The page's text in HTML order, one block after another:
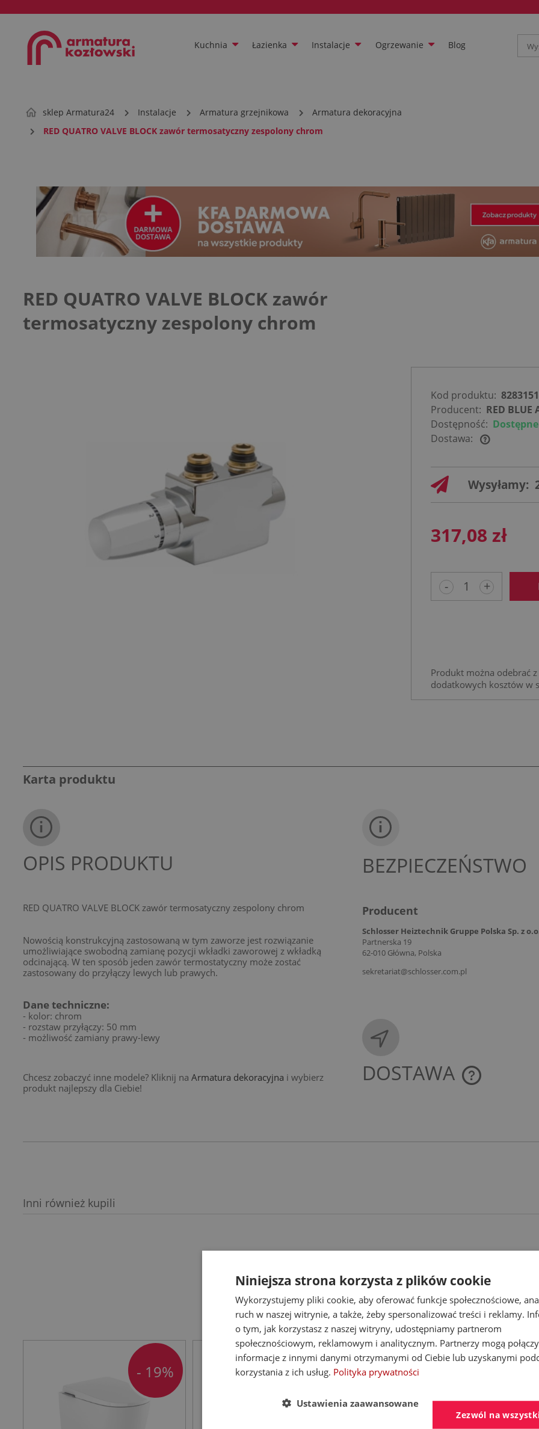
Kuchnia Łazienka Instalacje Ogrzewanie Blog
sklep Armatura24 Instalacje Armatura grzejnikowa
Armatura dekoracyjna
RED QUATRO VALVE BLOCK zawór termosatyczny zespolony chrom
RED QUATRO VALVE BLOCK zawór
termosatyczny zespolony chrom
Kod produktu:
Producent: RED BLUE
Dostępność: Dostępne
Dostawa:
Cena nie
zawiera
ewentualnych
Wysyłamy:
317,08 zł
- +
Produkt można odebrać
dodatkowych kosztów w
Karta produktu
OPIS PRODUKTU
RED QUATRO VALVE BLOCK zawór termosatyczny zespolony chrom
Nowością konstrukcyjną zastosowaną w tym zaworze jest rozwiązanie
umożliwiające swobodną zamianę pozycji wkładki zaworowej z wkładką
odcinającą. W ten sposób jeden zawór termostatyczny może zostać
zastosowany do przyłączy lewych lub prawych.
Dane techniczne:
- kolor: chrom
- rozstaw przyłączy: 50 mm
- możliwość zamiany prawy-lewy
Chcesz zobaczyć inne modele? Kliknij na Armatura dekoracyjna i wybierz
produkt najlepszy dla Ciebie!
BEZPIECZEŃSTWO
Producent
Schlosser Heiztechnik Gruppe Polska Sp. z
Partnerska 19
62-010 Główna, Polska
sekretariat@schlosser.com.pl
DOSTAWA
Inni również kupili
Sprawdź produkty w najlepszych cenach
- 19% - 30%
Niniejsza strona korzysta z plików cookie
Wykorzystujemy pliki cookie, aby oferować funkcje społecznościowe,
ruch w naszej witrynie, a także, żeby spersonalizować treści i reklamy.
o tym, jak korzystasz z naszej witryny, udostępniamy partnerom
społecznościowym, reklamowym i analitycznym. Partnerzy mogą
informacje z innymi danymi otrzymanymi od Ciebie lub uzyskanymi
korzystania z ich usług. Polityka prywatności
Zezwól na
Ustawienia zaawansowane